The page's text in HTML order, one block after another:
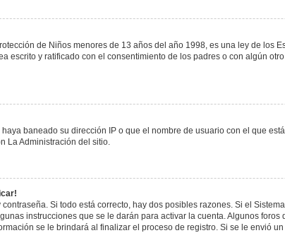
de Niños menores de 13 años del año 1998, es una ley de
escrito y ratificado con el consentimiento de los padres o con algún
baneado su dirección IP o que el nombre de usuario con el que
La Administración del sitio.
Si todo está correcto, hay dos posibles razones. Si el
instrucciones que se le darán para activar la cuenta. Algunos
se le brindará al finalizar el proceso de registro. Si se le envió